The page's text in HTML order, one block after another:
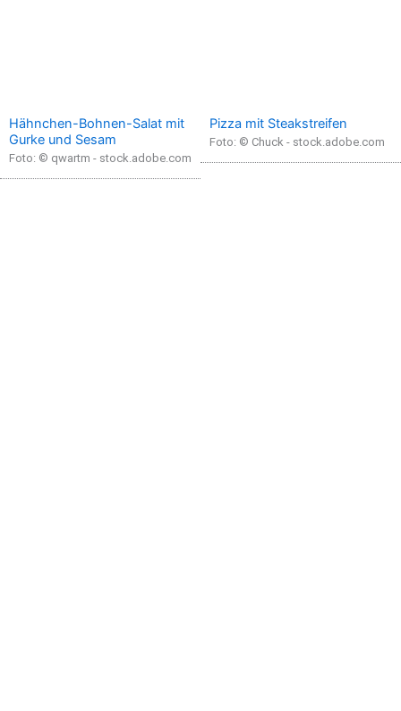
Hähnchen-Bohnen-Salat mit
Gurke und Sesam
Foto: © qwartm - stock.adobe.com
Pizza mit Steakstreifen
Foto: © Chuck - stock.adobe.com